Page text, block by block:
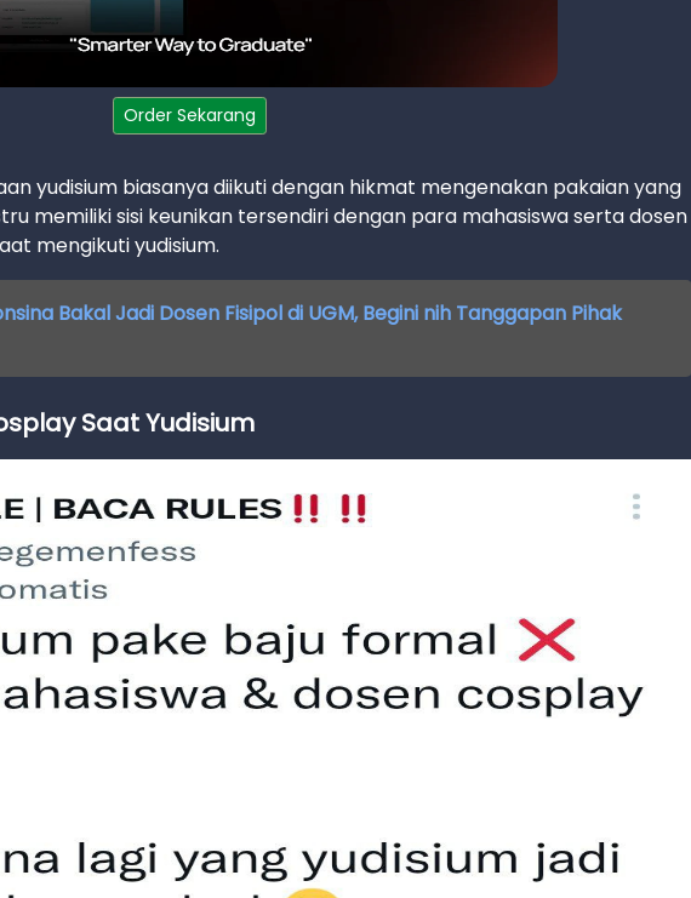
Order Sekarang
yudisium biasanya diikuti dengan hikmat mengenakan pakaian yang
memiliki sisi keunikan tersendiri dengan para mahasiswa serta dosen
mengikuti yudisium.
Bakal Jadi Dosen Fisipol di UGM, Begini nih Tanggapan Pihak
Saat Yudisium